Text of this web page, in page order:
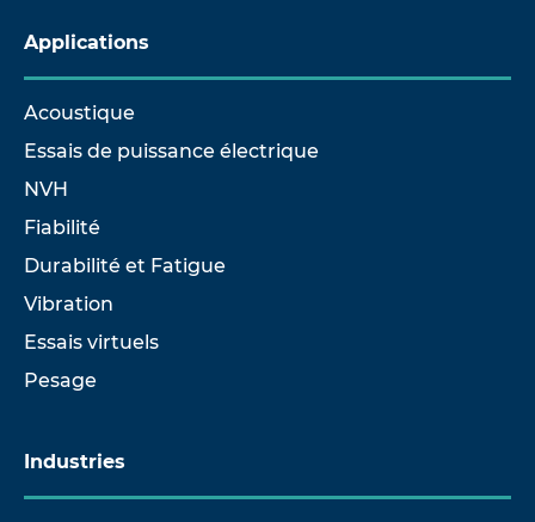
Applications
Acoustique
Essais de puissance électrique
NVH
Fiabilité
Durabilité et Fatigue
Vibration
Essais virtuels
Pesage
Industries